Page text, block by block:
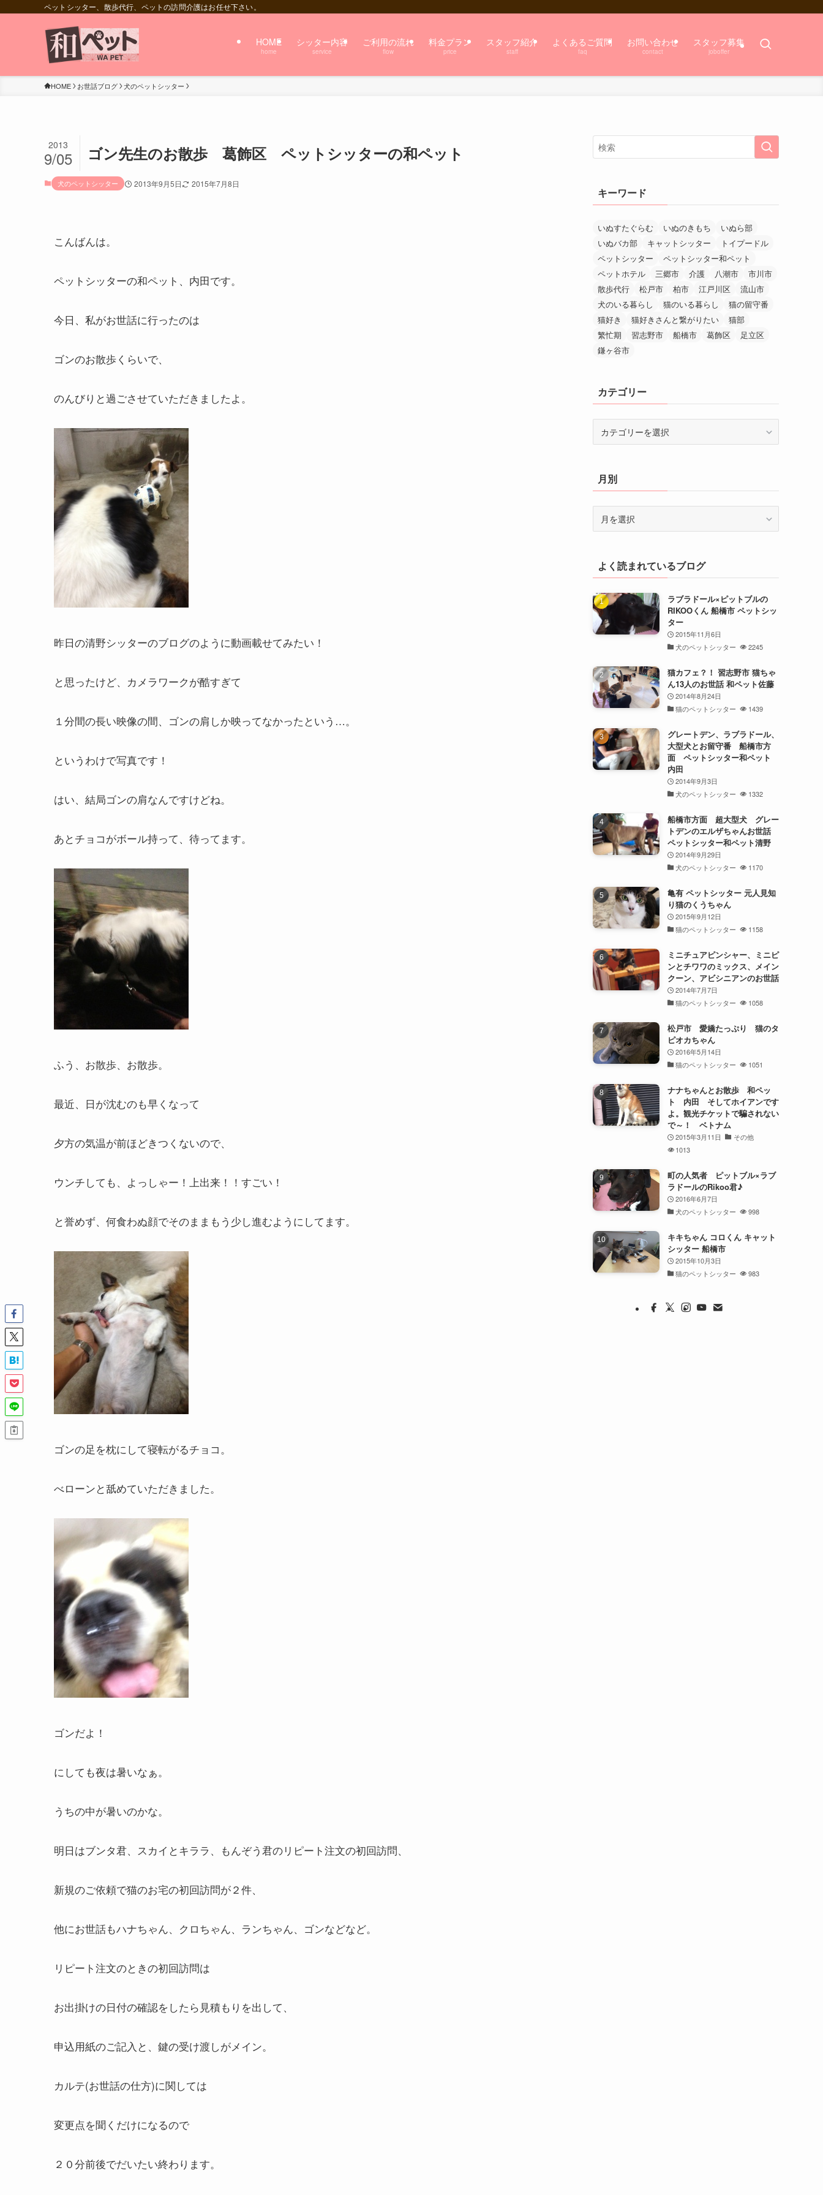
ペットシッター、散歩代行、ペットの訪問介護はお任せ下さい。
HOME
home
シッター内容
service
ご利用の流れ
flow
料金プラン
price
スタッフ紹介
staff
よくあるご質問
faq
お問い合わせ
contact
スタッフ募集
joboffer
HOME お世話ブログ 犬のペットシッター
ゴン先生のお散歩 葛飾区 ペットシッターの和ペット
2013
9/05
犬のペットシッター 2013年9月5日 2015年7月8日
こんばんは。
ペットシッターの和ペット、内田です。
今日、私がお世話に行ったのは
ゴンのお散歩くらいで、
のんびりと過ごさせていただきましたよ。
昨日の清野シッターのブログのように動画載せてみたい！
と思ったけど、カメラワークが酷すぎて
１分間の長い映像の間、ゴンの肩しか映ってなかったという…。
というわけで写真です！
はい、結局ゴンの肩なんですけどね。
あとチョコがボール持って、待ってます。
ふう、お散歩、お散歩。
最近、日が沈むのも早くなって
夕方の気温が前ほどきつくないので、
ウンチしても、よっしゃー！上出来！！すごい！
と誉めず、何食わぬ顔でそのままもう少し進むようにしてます。
ゴンの足を枕にして寝転がるチョコ。
べローンと舐めていただきました。
ゴンだよ！
にしても夜は暑いなぁ。
うちの中が暑いのかな。
明日はブンタ君、スカイとキララ、もんぞう君のリピート注文の初回訪問、
新規のご依頼で猫のお宅の初回訪問が２件、
他にお世話もハナちゃん、クロちゃん、ランちゃん、ゴンなどなど。
リピート注文のときの初回訪問は
お出掛けの日付の確認をしたら見積もりを出して、
申込用紙のご記入と、鍵の受け渡しがメイン。
カルテ(お世話の仕方)に関しては
変更点を聞くだけになるので
２０分前後でだいたい終わります。
キーワード
いぬすたぐらむ いぬのきもち
いぬら部
いぬバカ部
キャットシッター
トイプードル
ペットシッター
ペットシッター和ペット
ペットホテル
三郷市 介護 八潮市
市川市
散歩代行
松戸市 柏市 江戸川区
流山市
犬のいる暮らし
猫のいる暮らし
猫の留守番
猫好き
猫好きさんと繋がりたい
猫部
繁忙期
習志野市 船橋市 葛飾区
足立区
鎌ヶ谷市
カテゴリー
ー月別
よく読まれているブログ
ラブラドール×ピットブルの
RIKOOくん 船橋市 ペットシッ
ター
2015年11月6日
犬のペットシッター
2245
猫カフェ？！ 習志野市 猫ちゃ
ん13人のお世話 和ペット佐藤
2014年8月24日
猫のペットシッター
1439
グレートデン、ラブラドール、
大型犬とお留守番 船橋市方
面 ペットシッター和ペット
内田
2014年9月3日
犬のペットシッター
1332
船橋市方面 超大型犬 グレー
トデンのエルザちゃんお世話
ペットシッター和ペット清野
2014年9月29日
犬のペットシッター
1170
亀有 ペットシッター 元人見知
り猫のくうちゃん
2015年9月12日
猫のペットシッター
1158
ミニチュアピンシャー、ミニピ
ンとチワワのミックス、メイン
クーン、アビシニアンのお世話
2014年7月7日
猫のペットシッター
1058
松戸市 愛嬌たっぷり 猫のタ
ピオカちゃん
2016年5月14日
猫のペットシッター
1051
ナナちゃんとお散歩 和ペッ
ト 内田 そしてホイアンです
よ。観光チケットで騙されない
で～！ ベトナム
2015年3月11日
その他
1013
町の人気者 ピットブル×ラブ
ラドールのRikoo君♪
2016年6月7日
犬のペットシッター
998
キキちゃん コロくん キャット
シッター 船橋市
2015年10月3日
猫のペットシッター
983